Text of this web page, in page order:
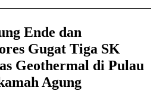
Ende dan
Gugat Tiga SK
Geothermal di Pulau
Agung